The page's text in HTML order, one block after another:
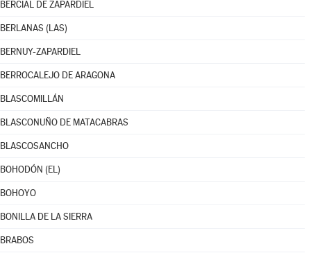
BERCIAL DE ZAPARDIEL
BERLANAS (LAS)
BERNUY-ZAPARDIEL
BERROCALEJO DE ARAGONA
BLASCOMILLÁN
BLASCONUÑO DE MATACABRAS
BLASCOSANCHO
BOHODÓN (EL)
BOHOYO
BONILLA DE LA SIERRA
BRABOS